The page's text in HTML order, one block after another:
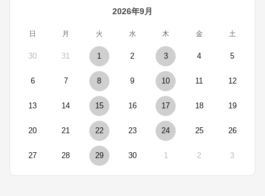
2026年9月
日 月 火 水 木 金 土
30 31 1 2 3 4 5
6 7 8 9 10 11 12
13 14 15 16 17 18 19
20 21 22 23 24 25 26
27 28 29 30 1 2 3